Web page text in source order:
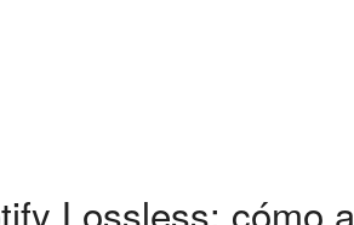
Lossless: cómo